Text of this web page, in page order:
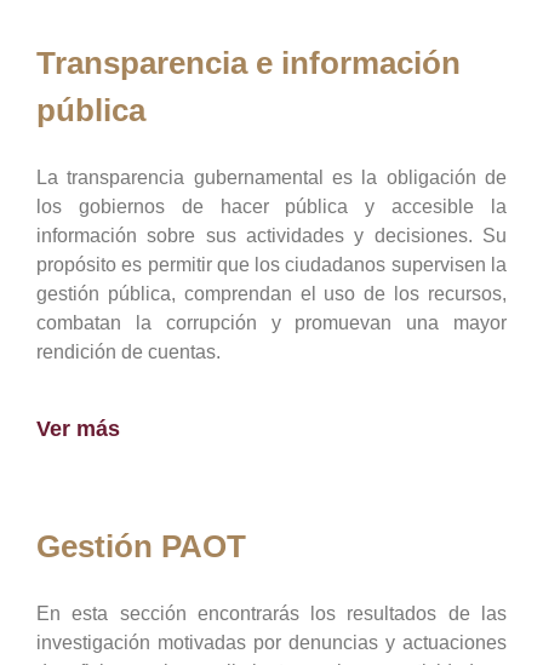
Transparencia e información
pública
La transparencia gubernamental es la obligación de
los gobiernos de hacer pública y accesible la
información sobre sus actividades y decisiones. Su
propósito es permitir que los ciudadanos supervisen la
gestión pública, comprendan el uso de los recursos,
combatan la corrupción y promuevan una mayor
rendición de cuentas.
Ver más
Gestión PAOT
En esta sección encontrarás los resultados de las
investigación motivadas por denuncias y actuaciones